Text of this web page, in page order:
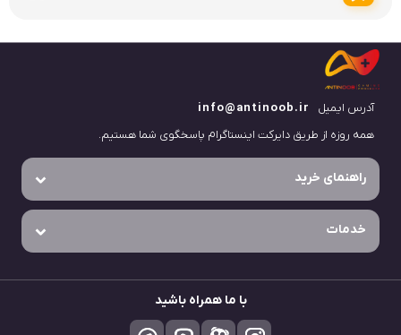
آدرس ایمیل
info@antinoob.ir
همه روزه از طریق دایرکت اینستاگرام پاسخگوی شما هستیم.
راهنمای خرید
خدمات
با ما همراه باشید